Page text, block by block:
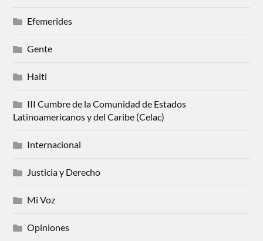
Efemerides
Gente
Haiti
III Cumbre de la Comunidad de Estados
Latinoamericanos y del Caribe (Celac)
Internacional
Justicia y Derecho
Mi Voz
Opiniones